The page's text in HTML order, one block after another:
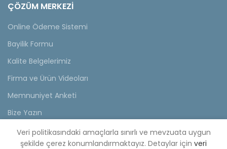
ÇÖZÜM MERKEZİ
Online Ödeme Sistemi
Bayilik Formu
Kalite Belgelerimiz
Firma ve Ürün Videoları
Memnuniyet Anketi
Bize Yazın
KVKK
Veri politikasındaki amaçlarla sınırlı ve mevzuata uygun
şekilde çerez konumlandırmaktayız. Detaylar için veri